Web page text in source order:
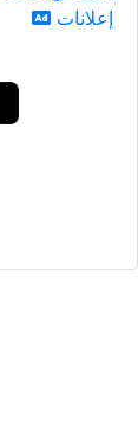
إعلانات